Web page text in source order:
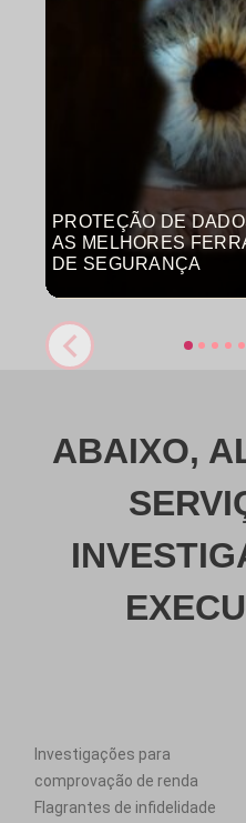
PROTEÇÃO DE
AS MELHORES
DE SEGURANÇA
ABAIXO,
Investigações para
comprovação de renda
Flagrantes de infidelidade